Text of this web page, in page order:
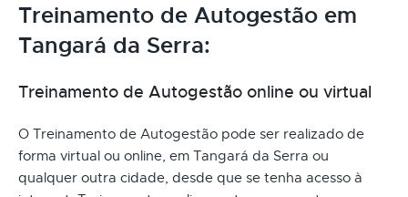
Treinamento de Autogestão em
Tangará da Serra:
Treinamento de Autogestão online ou virtual
O Treinamento de Autogestão pode ser realizado de
forma virtual ou online, em Tangará da Serra ou
qualquer outra cidade, desde que se tenha acesso à